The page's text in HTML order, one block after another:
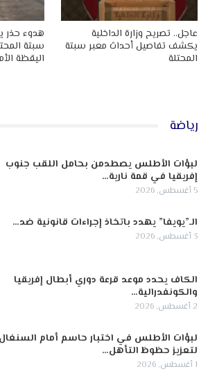
عاجل.. تصريح وزارة الداخلية
يكشف تفاصيل أحداث معبر سبتة
المحتلة
هدوء حذر
سبتة
اليقظة
رياضة
لبؤات الأطلس يصطدمن بحامل اللقب جنوب
إفريقيا في قمة نارية…
5 أغسطس, 2026
الـ”يويفا” يهدد باتخاذ إجراءات قانونية ضد…
3 أغسطس, 2026
الكاف يحدد موعد قرعة دوري أبطال إفريقيا
والكونفدرالية…
2 أغسطس, 2026
لبؤات الأطلس في اختبار حاسم أمام السنغال
لتعزيز حظوظ التأهل…
1 أغسطس, 2026